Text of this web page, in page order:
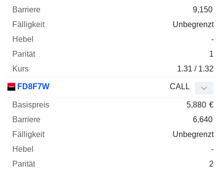
9,150
Unbegrenzt
-
1
1.31 / 1.32
FD8F7W CALL
5,880 €
6,640
Unbegrenzt
-
2